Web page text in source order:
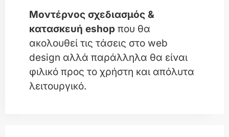
Μοντέρνος σχεδιασμός &
κατασκευή eshopπου θα
ακολουθεί τις τάσεις στο web
design αλλά παράλληλα θα είναι
φιλικό προς το χρήστη και απόλυτα
λειτουργικό.